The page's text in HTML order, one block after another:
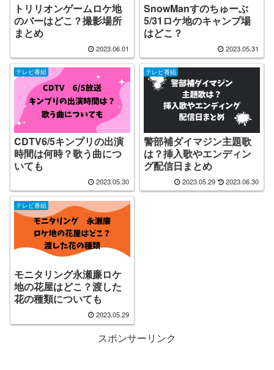
トリリオンゲームロケ地
のバーはどこ？撮影場所
まとめ
2023.06.01
SnowManすのちゅーぶ
5/31ロケ地のキャンプ場
はどこ？
2023.05.31
テレビ番組
CDTV6/5キンプリの出演
時間は何時？歌う曲につ
いても
2023.05.30
テレビ番組
警部補ダイマジン主題歌
は？挿入歌やエンディン
グ配信日まとめ
2023.05.29 2023.06.30
テレビ番組
モニタリング永瀬廉ロケ
地の花屋はどこ？渡した
花の種類についても
2023.05.29
スポンサーリンク